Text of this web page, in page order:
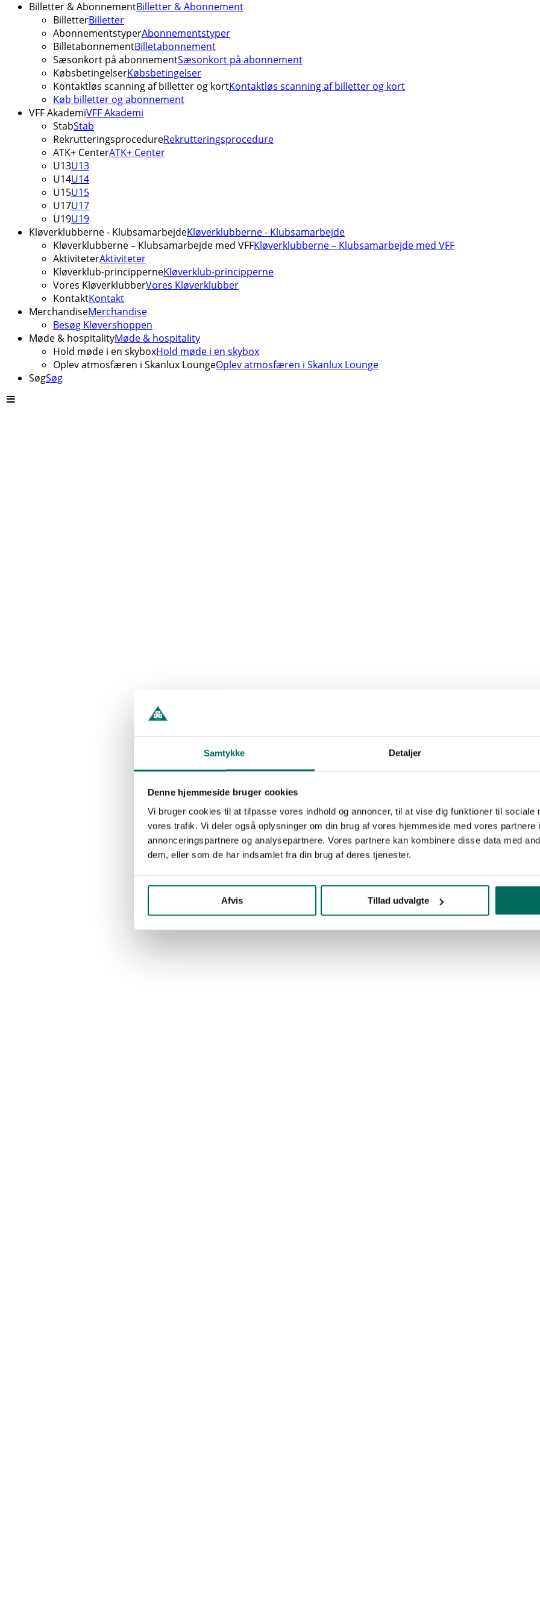
Samtykke Detaljer
Denne hjemmeside bruger cookies
Vi bruger cookies til at tilpasse vores indhold og annoncer, til at vise dig funktioner til sociale
vores trafik. Vi deler også oplysninger om din brug af vores hjemmeside med vores partnere
annonceringspartnere og analysepartnere. Vores partnere kan kombinere disse data med
dem, eller som de har indsamlet fra din brug af deres tjenester.
Afvis Tillad udvalgte
Billetter & AbonnementBilletter & Abonnement
BilletterBilletter
AbonnementstyperAbonnementstyper
BilletabonnementBilletabonnement
Sæsonkort på abonnementSæsonkort på abonnement
KøbsbetingelserKøbsbetingelser
Kontaktløs scanning af billetter og kortKontaktløs scanning af billetter og kort
Køb billetter og abonnement
VFF AkademiVFF Akademi
StabStab
RekrutteringsprocedureRekrutteringsprocedure
ATK+ CenterATK+ Center
U13U13
U14U14
U15U15
U17U17
U19U19
Kløverklubberne - KlubsamarbejdeKløverklubberne - Klubsamarbejde
Kløverklubberne – Klubsamarbejde med VFFKløverklubberne – Klubsamarbejde med VFF
AktiviteterAktiviteter
Kløverklub-principperneKløverklub-principperne
Vores KløverklubberVores Kløverklubber
KontaktKontakt
MerchandiseMerchandise
Besøg Kløvershoppen
Møde & hospitalityMøde & hospitality
Hold møde i en skyboxHold møde i en skybox
Oplev atmosfæren i Skanlux LoungeOplev atmosfæren i Skanlux Lounge
SøgSøg